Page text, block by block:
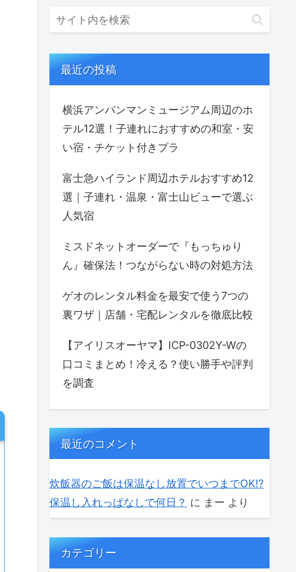
最近の投稿
横浜アンパンマンミュージアム周辺のホ
テル12選！子連れにおすすめの和室・安
い宿・チケット付きプラ
富士急ハイランド周辺ホテルおすすめ12
選｜子連れ・温泉・富士山ビューで選ぶ
人気宿
ミスドネットオーダーで『もっちゅり
ん』確保法！つながらない時の対処方法
ゲオのレンタル料金を最安で使う7つの
裏ワザ｜店舗・宅配レンタルを徹底比較
【アイリスオーヤマ】ICP-0302Y-Wの
口コミまとめ！冷える？使い勝手や評判
を調査
最近のコメント
炊飯器のご飯は保温なし放置でいつまでOK⁉
保温し入れっぱなしで何日？ に まー より
カテゴリー